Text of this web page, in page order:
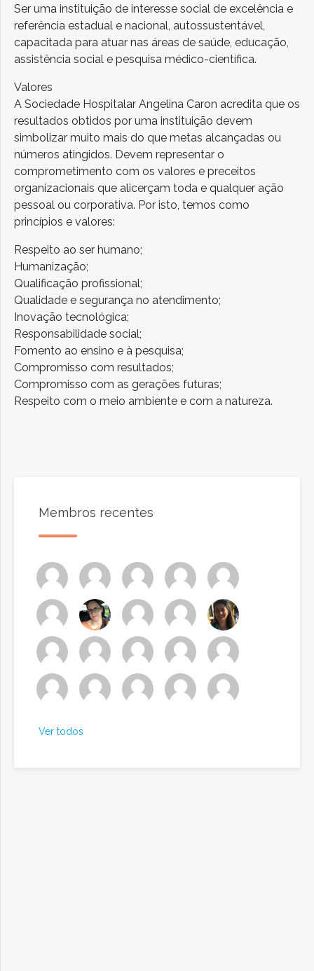
Ser uma instituição de interesse social de excelência e
referência estadual e nacional, autossustentável,
capacitada para atuar nas áreas de saúde, educação,
assistência social e pesquisa médico-científica.
Valores
A Sociedade Hospitalar Angelina Caron acredita que os
resultados obtidos por uma instituição devem
simbolizar muito mais do que metas alcançadas ou
números atingidos. Devem representar o
comprometimento com os valores e preceitos
organizacionais que alicerçam toda e qualquer ação
pessoal ou corporativa. Por isto, temos como
princípios e valores:
Respeito ao ser humano;
Humanização;
Qualificação profissional;
Qualidade e segurança no atendimento;
Inovação tecnológica;
Responsabilidade social;
Fomento ao ensino e à pesquisa;
Compromisso com resultados;
Compromisso com as gerações futuras;
Respeito com o meio ambiente e com a natureza.
Membros recentes
Ver todos